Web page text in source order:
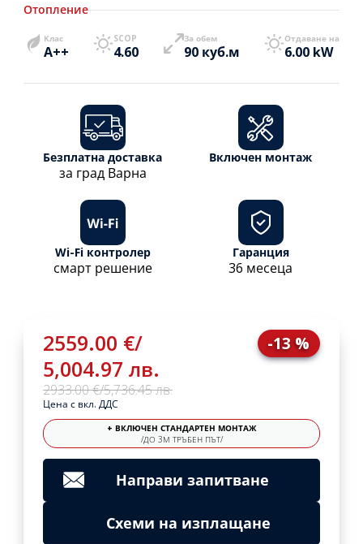
2559.00 €/
5,004.97 лв.
2933.00 €/5,736.45 лв.
-13 %
Цена с вкл. ДДС
+ ВКЛЮЧЕН СТАНДАРТЕН МОНТАЖ
/ДО 3М ТРЪБЕН ПЪТ/
Направи запитване
Схеми на изплащане
Отопление
Клас
A++
SCOP
4.60
За обем
90 куб.м
Отдаване на
6.00 kW
Безплатна доставка
за град Варна
Включен монтаж
Wi-Fi контролер
смарт решение
Гаранция
36 месеца